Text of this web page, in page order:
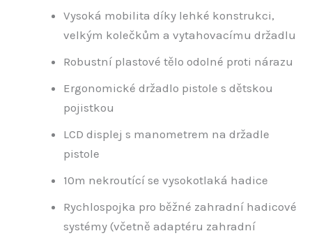
Vysoká mobilita díky lehké konstrukci,
velkým kolečkům a vytahovacímu držadlu
Robustní plastové tělo odolné proti nárazu
Ergonomické držadlo pistole s dětskou
pojistkou
LCD displej s manometrem na držadle
pistole
10m nekroutící se vysokotlaká hadice
Rychlospojka pro běžné zahradní hadicové
systémy (včetně adaptéru zahradní